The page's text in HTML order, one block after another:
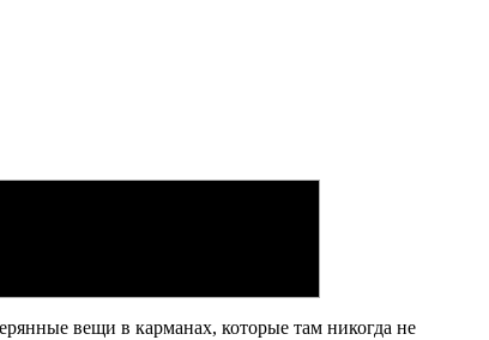
вещи в карманах, которые там никогда не